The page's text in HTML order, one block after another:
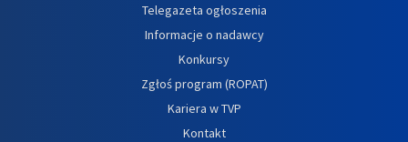
Telegazeta ogłoszenia
Informacje o nadawcy
Konkursy
Zgłoś program (ROPAT)
Kariera w TVP
Kontakt